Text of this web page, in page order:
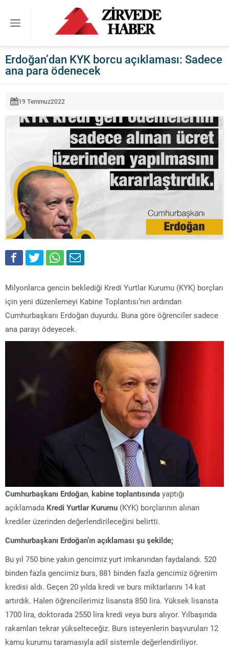
Erdoğan’dan KYK borcu açıklaması: Sadece
ana para ödenecek
19 Temmuz2022
Milyonlarca gencin beklediği Kredi Yurtlar Kurumu (KYK) borçları
için yeni düzenlemeyi Kabine Toplantısı’nın ardından
Cumhurbaşkanı Erdoğan duyurdu. Buna göre öğrenciler sadece
ana parayı ödeyecek.
Cumhurbaşkanı Erdoğan, kabine toplantısında yaptığı
açıklamada Kredi Yurtlar Kurumu (KYK) borçlarının alınan
krediler üzerinden değerlendirileceğini belirtti.
Cumhurbaşkanı Erdoğan’ın açıklaması şu şekilde;
Bu yıl 750 bine yakın gencimiz yurt imkanından faydalandı. 520
binden fazla gencimiz burs, 881 binden fazla gencimiz öğrenim
kredisi aldı. Geçen 20 yılda kredi ve burs miktarlarını 14 kat
artırdık. Halen öğrencilerimiz lisansta 850 lira. Yüksek lisansta
1700 lira, doktorada 2550 lira kredi veya burs alıyor. Yılbaşında
rakamları tekrar yükselteceğiz. Burs isteyenlerin başvuruları 12
kamu kurumu taramasıyla adil sistemle değerlendiriliyor.